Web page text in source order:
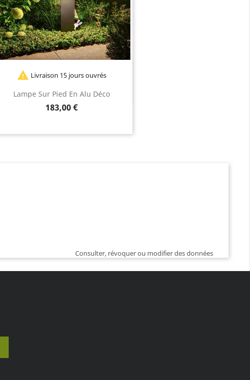
Lampe Sur Pied En Alu Déco
Prix
183,00 €
 Livraison 15 jours ouvrés
Consulter, révoquer ou modifier des données